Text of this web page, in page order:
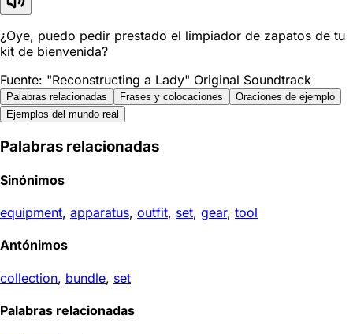
¿Oye, puedo pedir prestado el limpiador de zapatos de tu
kit de bienvenida?
Fuente: "Reconstructing a Lady" Original Soundtrack
Palabras relacionadas Frases y colocaciones
Oraciones de ejemplo
Ejemplos del mundo real
Palabras relacionadas
Sinónimos
equipment, apparatus, outfit, set, gear, tool
Antónimos
collection, bundle, set
Palabras relacionadas